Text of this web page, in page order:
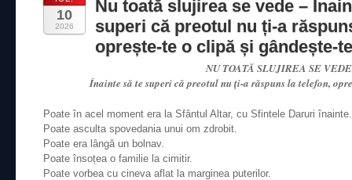
10
2026
Nu toată slujirea se vede –
superi că preotul nu ți-a
oprește-te o clipă și gândește-
NU TOATĂ SLUJIREA SE VEDE
Înainte să te superi că preotul nu ți-a răspuns la telefon,
Poate în acel moment era la Sfântul Altar, cu Sfintele Daruri înainte.
Poate asculta spovedania unui om zdrobit.
Poate era lângă un bolnav.
Poate însoțea o familie la cimitir.
Poate vorbea cu cineva aflat la marginea puterilor.